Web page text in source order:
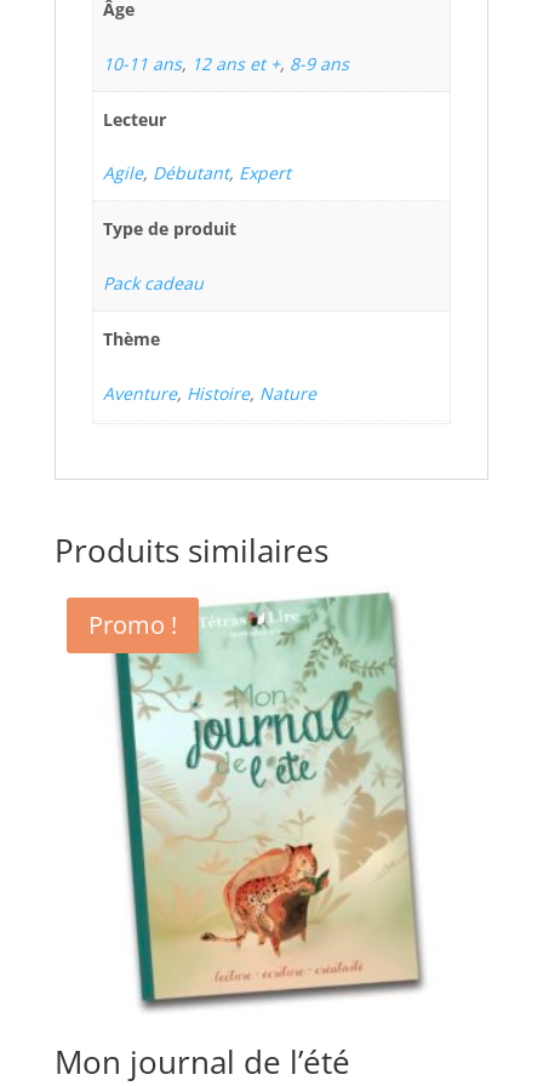
Âge
10-11 ans, 12 ans et +, 8-9 ans
Lecteur
Agile, Débutant, Expert
Type de produit
Pack cadeau
Thème
Aventure, Histoire, Nature
Produits similaires
Promo !
Mon journal de l’été